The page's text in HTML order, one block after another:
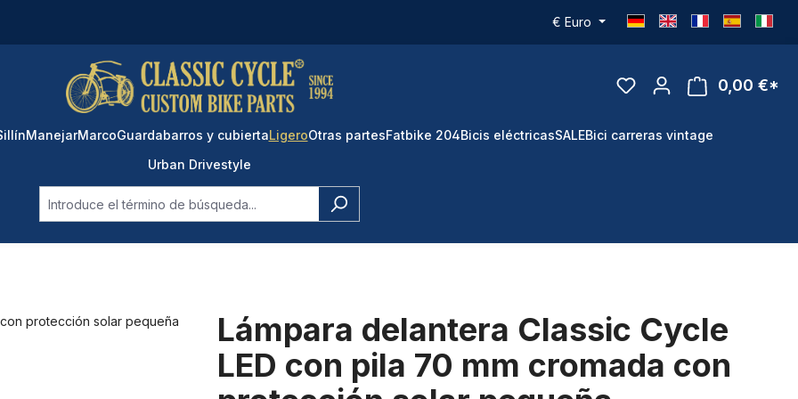
€ Euro
0,00 €*
ManejarMarcoGuardabarros y cubiertaLigeroOtras partesFatbike 204Bicis eléctricasSALEBici carreras vintage
Urban Drivestyle
Lámpara delantera Classic Cycle
LED con pila 70 mm cromada con